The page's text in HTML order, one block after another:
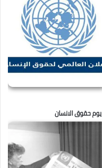
يوم حقوق الانسان